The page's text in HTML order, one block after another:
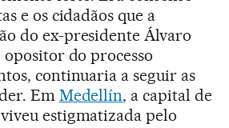
e os cidadãos que a
do ex-presidente Álvaro
do processo
continuaria a seguir as
Em Medellín, a capital de
estigmatizada pelo